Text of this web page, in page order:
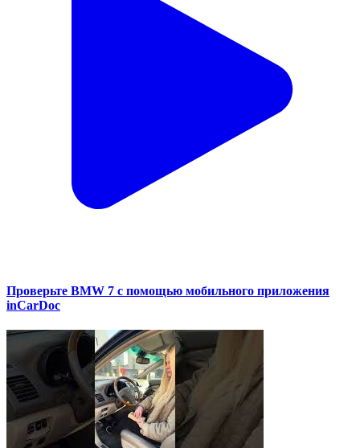
Проверьте BMW 7 с помощью мобильного приложения
inCarDoc